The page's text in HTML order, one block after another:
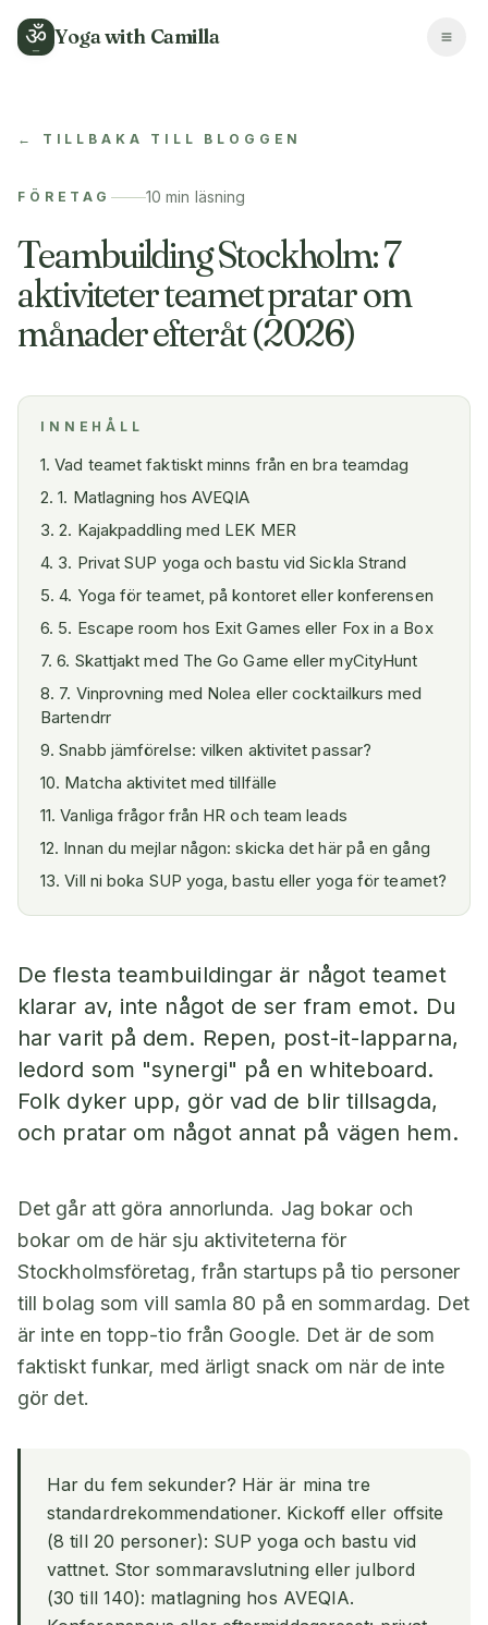
ॐ Yoga with Camilla
← TILLBAKA TILL BLOGGEN
FÖRETAG 10 min läsning
Teambuilding Stockholm: 7
aktiviteter teamet pratar om
månader efteråt (2026)
INNEHÅLL
1.Vad teamet faktiskt minns från en bra teamdag
2.1. Matlagning hos AVEQIA
3.2. Kajakpaddling med LEK MER
4. 3. Privat SUP yoga och bastu vid Sickla Strand
5.4. Yoga för teamet, på kontoret eller konferensen
6. 5. Escape room hos Exit Games eller Fox in a Box
7.6. Skattjakt med The Go Game eller myCityHunt
8. 7. Vinprovning med Nolea eller cocktailkurs med
Bartendrr
9.Snabb jämförelse: vilken aktivitet passar?
10. Matcha aktivitet med tillfälle
11.Vanliga frågor från HR och team leads
12. Innan du mejlar någon: skicka det här på en gång
13.Vill ni boka SUP yoga, bastu eller yoga för teamet?
De flesta teambuildingar är något teamet
klarar av, inte något de ser fram emot. Du
har varit på dem. Repen, post-it-lapparna,
ledord som "synergi" på en whiteboard.
Folk dyker upp, gör vad de blir tillsagda,
och pratar om något annat på vägen hem.
Det går att göra annorlunda. Jag bokar och
bokar om de här sju aktiviteterna för
Stockholmsföretag, från startups på tio personer
till bolag som vill samla 80 på en sommardag. Det
är inte en topp-tio från Google. Det är de som
faktiskt funkar, med ärligt snack om när de inte
gör det.
Har du fem sekunder? Här är mina tre
standardrekommendationer. Kickoff eller offsite
(8 till 20 personer): SUP yoga och bastu vid
vattnet. Stor sommaravslutning eller julbord
(30 till 140): matlagning hos AVEQIA.